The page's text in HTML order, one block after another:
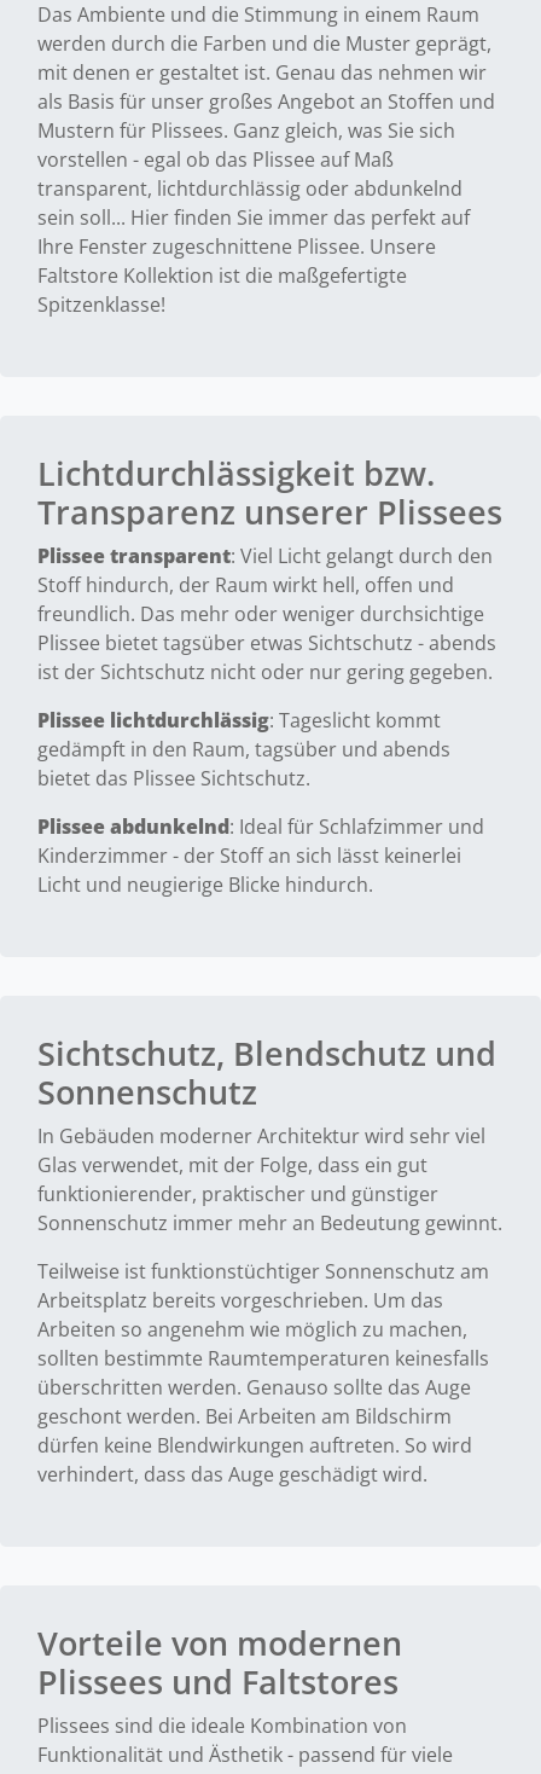
Das Ambiente und die Stimmung in einem Raum
werden durch die Farben und die Muster geprägt,
mit denen er gestaltet ist. Genau das nehmen wir
als Basis für unser großes Angebot an Stoffen und
Mustern für Plissees. Ganz gleich, was Sie sich
vorstellen - egal ob das Plissee auf Maß
transparent, lichtdurchlässig oder abdunkelnd
sein soll... Hier finden Sie immer das perfekt auf
Ihre Fenster zugeschnittene Plissee. Unsere
Faltstore Kollektion ist die maßgefertigte
Spitzenklasse!
Lichtdurchlässigkeit bzw.
Transparenz unserer Plissees
Plissee transparent: Viel Licht gelangt durch den
Stoff hindurch, der Raum wirkt hell, offen und
freundlich. Das mehr oder weniger durchsichtige
Plissee bietet tagsüber etwas Sichtschutz - abends
ist der Sichtschutz nicht oder nur gering gegeben.
Plissee lichtdurchlässig: Tageslicht kommt
gedämpft in den Raum, tagsüber und abends
bietet das Plissee Sichtschutz.
Plissee abdunkelnd: Ideal für Schlafzimmer und
Kinderzimmer - der Stoff an sich lässt keinerlei
Licht und neugierige Blicke hindurch.
Sichtschutz, Blendschutz und
Sonnenschutz
In Gebäuden moderner Architektur wird sehr viel
Glas verwendet, mit der Folge, dass ein gut
funktionierender, praktischer und günstiger
Sonnenschutz immer mehr an Bedeutung gewinnt.
Teilweise ist funktionstüchtiger Sonnenschutz am
Arbeitsplatz bereits vorgeschrieben. Um das
Arbeiten so angenehm wie möglich zu machen,
sollten bestimmte Raumtemperaturen keinesfalls
überschritten werden. Genauso sollte das Auge
geschont werden. Bei Arbeiten am Bildschirm
dürfen keine Blendwirkungen auftreten. So wird
verhindert, dass das Auge geschädigt wird.
Vorteile von modernen
Plissees und Faltstores
Plissees sind die ideale Kombination von
Funktionalität und Ästhetik - passend für viele